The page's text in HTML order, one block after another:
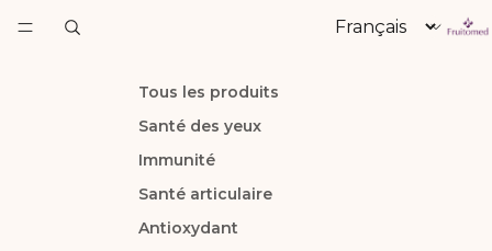
Tous les produits
Santé des yeux
Immunité
Santé articulaire
Antioxydant
Langue